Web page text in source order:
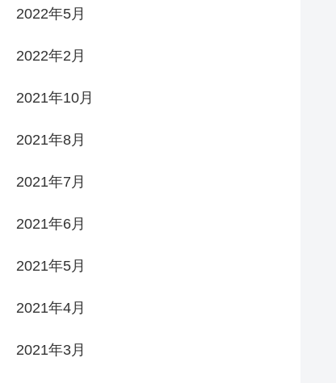
2022年5月
2022年2月
2021年10月
2021年8月
2021年7月
2021年6月
2021年5月
2021年4月
2021年3月